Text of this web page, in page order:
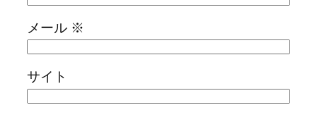
メール ※
サイト